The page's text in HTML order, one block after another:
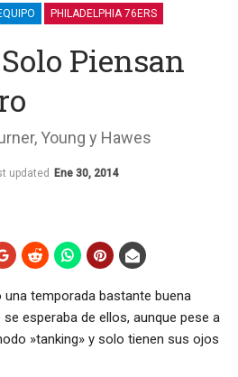
PHILADELPHIA 76ERS
Piensan
Young y Hawes
updated Ene 30, 2014
temporada bastante buena
esperaba de ellos, aunque pese a
»tanking» y solo tienen sus ojos